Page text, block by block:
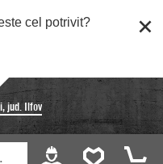
cel potrivit?
jud. Ilfov